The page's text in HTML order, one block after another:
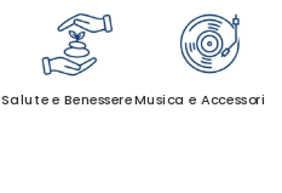
Salute e BenessereMusica e Accessori